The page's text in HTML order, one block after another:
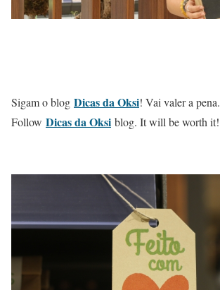
Sigam o blog Dicas da Oksi! Vai valer a pena.
Follow Dicas da Oksi blog. It will be worth it!